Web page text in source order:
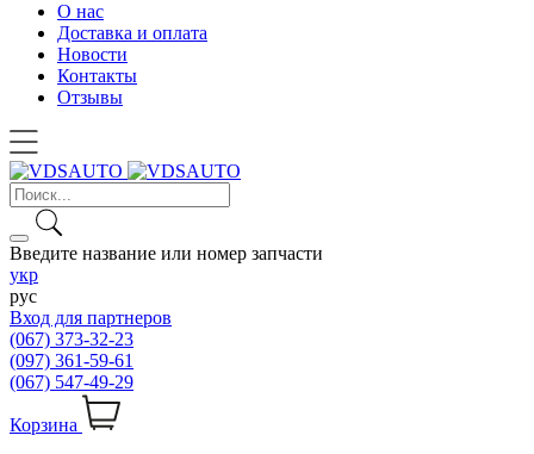
О нас
Доставка и оплата
Новости
Контакты
Отзывы
Введите название или номер запчасти
укр
рус
Вход для партнеров
(067) 373-32-23
(097) 361-59-61
(067) 547-49-29
Корзина